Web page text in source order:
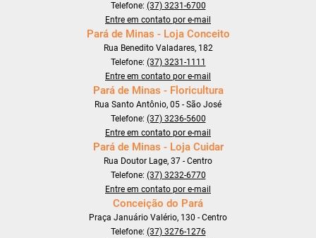
Telefone: (37) 3231-6700
Entre em contato por e-mail
Pará de Minas - Loja Conceito
Rua Benedito Valadares, 182
Telefone: (37) 3231-1111
Entre em contato por e-mail
Pará de Minas - Floricultura
Rua Santo Antônio, 05 - São José
Telefone: (37) 3236-5600
Entre em contato por e-mail
Pará de Minas - Loja Cuidar
Rua Doutor Lage, 37 - Centro
Telefone: (37) 3232-6770
Entre em contato por e-mail
Conceição do Pará
Praça Januário Valério, 130 - Centro
Telefone: (37) 3276-1276